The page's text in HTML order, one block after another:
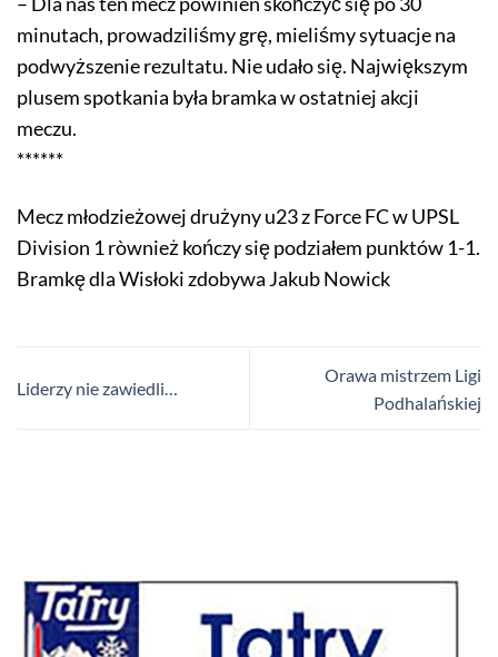
minutach, prowadziliśmy grę, mieliśmy sytuacje na
podwyższenie rezultatu. Nie udało się. Największym
plusem spotkania była bramka w ostatniej akcji
meczu.
******
Mecz młodzieżowej drużyny u23 z Force FC w UPSL
Division 1 ròwnież kończy się podziałem punktów 1-1.
Bramkę dla Wisłoki zdobywa Jakub Nowick
Liderzy nie zawiedli…
Orawa mistrzem Ligi
Podhalańskiej